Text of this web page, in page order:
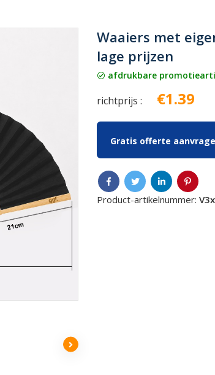
Waaiers met
lage prijzen
afdrukbare
richtprijs : €1.39
Gratis offerte
Product-artikelnummer: